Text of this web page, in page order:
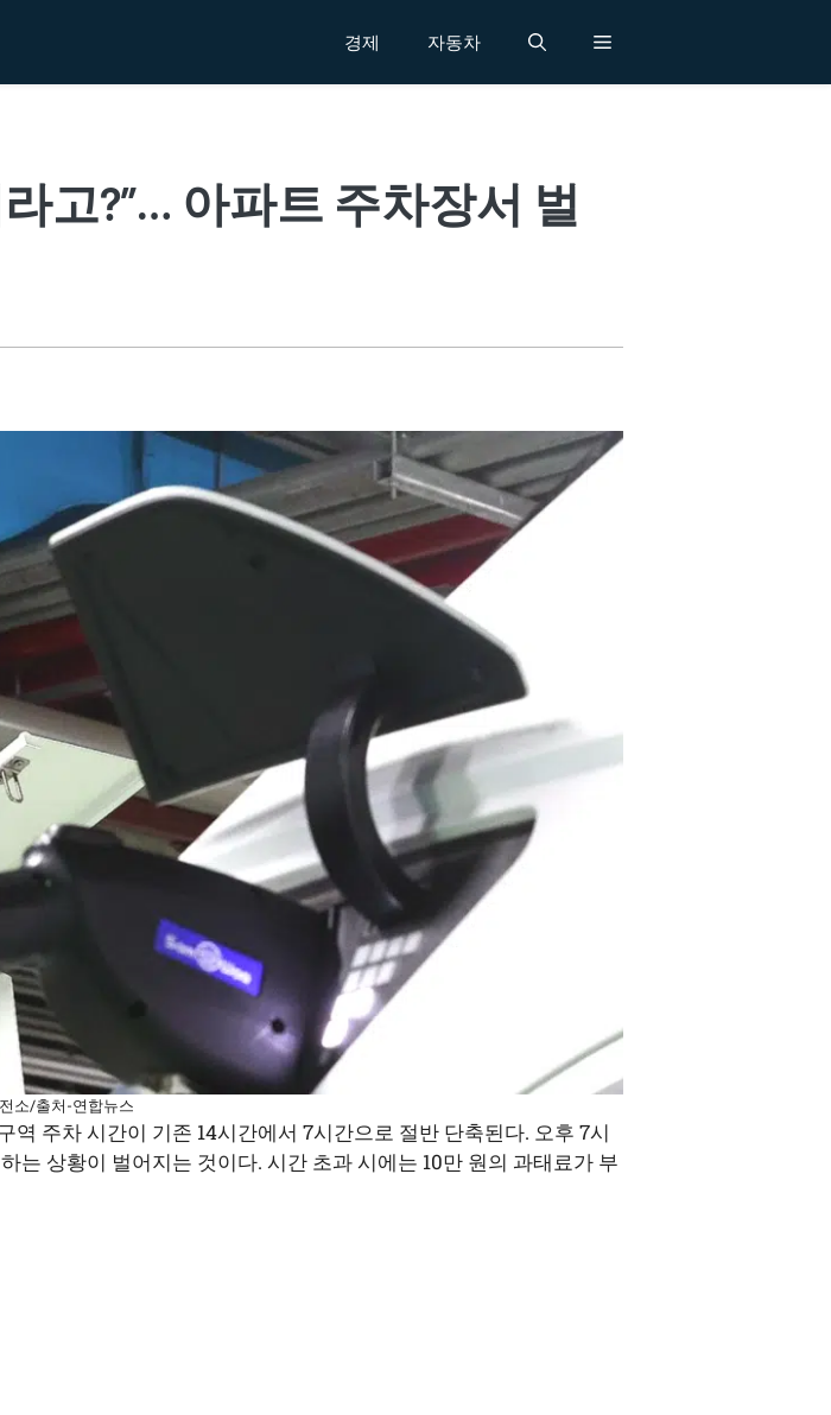
경제 자동차
고?”… 아파트 주차장서 벌
소/출처-연합뉴스
역 주차 시간이 기존 14시간에서 7시간으로 절반 단축된다. 오후 7시
는 상황이 벌어지는 것이다. 시간 초과 시에는 10만 원의 과태료가 부